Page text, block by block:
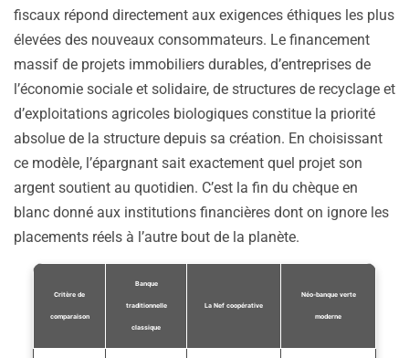
fiscaux répond directement aux exigences éthiques les plus
élevées des nouveaux consommateurs. Le financement
massif de projets immobiliers durables, d’entreprises de
l’économie sociale et solidaire, de structures de recyclage et
d’exploitations agricoles biologiques constitue la priorité
absolue de la structure depuis sa création. En choisissant
ce modèle, l’épargnant sait exactement quel projet son
argent soutient au quotidien. C’est la fin du chèque en
blanc donné aux institutions financières dont on ignore les
placements réels à l’autre bout de la planète.
Critère de
comparaison
Banque
traditionnelle
classique
La Nef coopérative
Néo-banque verte
moderne